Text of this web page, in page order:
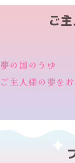
ご
夢の国のうゆ
ご主人様の夢を